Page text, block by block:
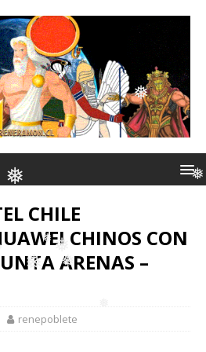
❅
❅
❅
❅
❅
❅
CHILE
CHINOS CON
ARENAS –
renepoblete